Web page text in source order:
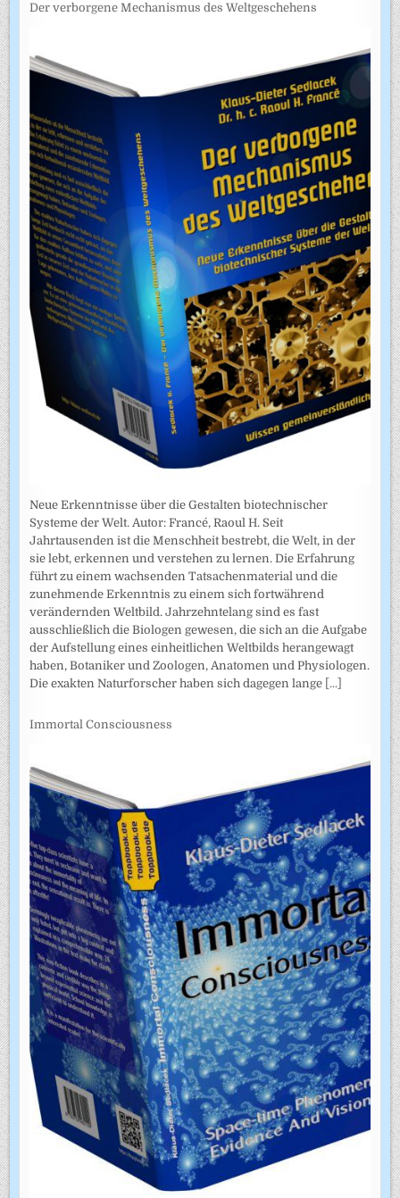
Der verborgene Mechanismus des Weltgeschehens
Neue Erkenntnisse über die Gestalten biotechnischer
Systeme der Welt. Autor: Francé, Raoul H. Seit
Jahrtausenden ist die Menschheit bestrebt, die Welt, in der
sie lebt, erkennen und verstehen zu lernen. Die Erfahrung
führt zu einem wachsenden Tatsachenmaterial und die
zunehmende Erkenntnis zu einem sich fortwährend
verändernden Weltbild. Jahrzehntelang sind es fast
ausschließlich die Biologen gewesen, die sich an die Aufgabe
der Aufstellung eines einheitlichen Weltbilds herangewagt
haben, Botaniker und Zoologen, Anatomen und Physiologen.
Die exakten Naturforscher haben sich dagegen lange [...]
Immortal Consciousness